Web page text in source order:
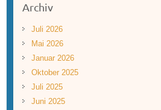
Archiv
Juli 2026
Mai 2026
Januar 2026
Oktober 2025
Juli 2025
Juni 2025